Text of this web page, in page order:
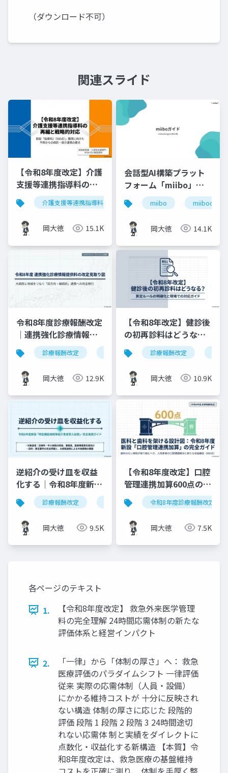
（ダウンロード不可）
関連スライド
【令和8年度改定】介護
支援等連携指導料の再
編と戦略的対応｜指導
料2（500点）の要件整
理
介護支援等連携指導料 令和8年度診療報酬改定
岡大徳 15.1K
会話型AI構築プラット
フォーム「miibo」ガ
イド
miibo
岡大徳 14.1K
令和8年度診療報酬改定
｜連携強化診療情報提
供料の見直しを図解で
解説
診療報酬改定 連携強化診療情報提供料 令和8年度
岡大徳 12.9K
【令和8年改定】健診後
の初再診料はどうな
る？算定ルールの明確
化と現場での対応ガイ
ド
診療報酬改定
岡大徳 10.9K
逆紹介の受け皿を収益
化する｜令和8年度新設
「特定機能病院等紹介
患者受入加算」完全実
践ガイド
診療報酬改定 特定機能病院等紹介患者受入加算
岡大徳 9.5K
【令和8年度改定】口腔
管理連携加算600点の算
定要件・施設基準まと
め
令和8年度診療報酬改定
岡大徳 7.5K
各ページのテキスト
1.
【令和8年度改定】 救急外来医学管理
料の完全理解 24時間応需体制の新たな
評価体系と経営インパクト
2.
「一律」から「体制の厚さ」へ： 救急
医療評価のパラダイムシフト 一律評価
従来 実際の応需体制（人員・設備）
にかかる維持コストが 十分に反映され
ない構造 体制の厚さに応じた 段階的
評価 段階 1 段階 2 段階 3 24時間途切
れない応需体 制と実績をダイレクトに
点数化・収益化する新構造 【本質】令
和8年度改定は、救急医療の基盤維持